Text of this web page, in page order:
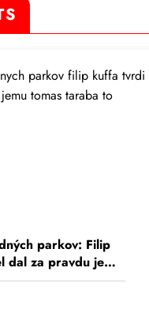
parkov: Filip
za pravdu jemu,